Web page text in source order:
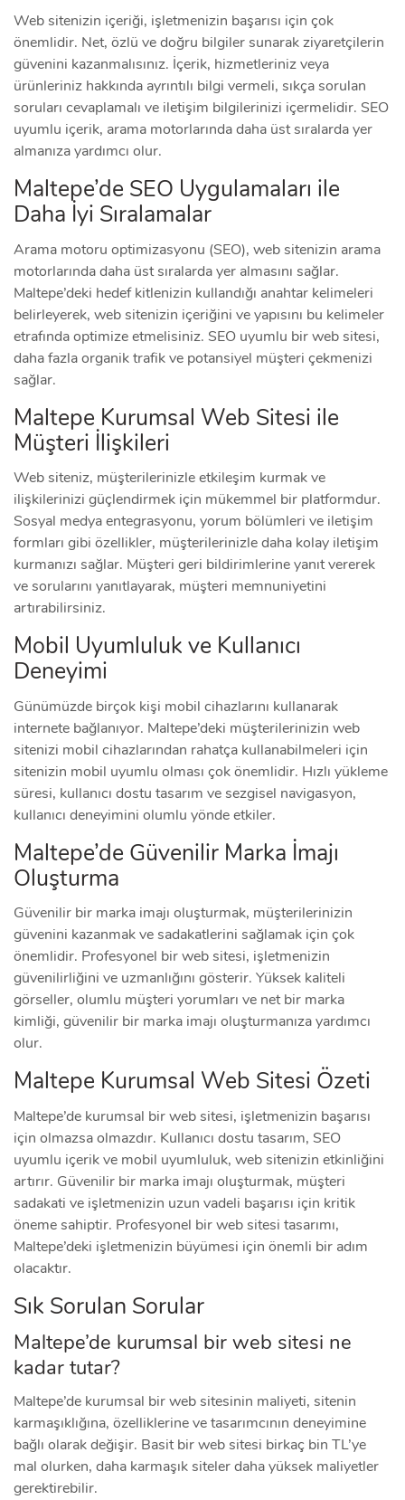
Web sitenizin içeriği, işletmenizin başarısı için çok
önemlidir. Net, özlü ve doğru bilgiler sunarak ziyaretçilerin
güvenini kazanmalısınız. İçerik, hizmetleriniz veya
ürünleriniz hakkında ayrıntılı bilgi vermeli, sıkça sorulan
soruları cevaplamalı ve iletişim bilgilerinizi içermelidir. SEO
uyumlu içerik, arama motorlarında daha üst sıralarda yer
almanıza yardımcı olur.
Maltepe’de SEO Uygulamaları ile
Daha İyi Sıralamalar
Arama motoru optimizasyonu (SEO), web sitenizin arama
motorlarında daha üst sıralarda yer almasını sağlar.
Maltepe’deki hedef kitlenizin kullandığı anahtar kelimeleri
belirleyerek, web sitenizin içeriğini ve yapısını bu kelimeler
etrafında optimize etmelisiniz. SEO uyumlu bir web sitesi,
daha fazla organik trafik ve potansiyel müşteri çekmenizi
sağlar.
Maltepe Kurumsal Web Sitesi ile
Müşteri İlişkileri
Web siteniz, müşterilerinizle etkileşim kurmak ve
ilişkilerinizi güçlendirmek için mükemmel bir platformdur.
Sosyal medya entegrasyonu, yorum bölümleri ve iletişim
formları gibi özellikler, müşterilerinizle daha kolay iletişim
kurmanızı sağlar. Müşteri geri bildirimlerine yanıt vererek
ve sorularını yanıtlayarak, müşteri memnuniyetini
artırabilirsiniz.
Mobil Uyumluluk ve Kullanıcı
Deneyimi
Günümüzde birçok kişi mobil cihazlarını kullanarak
internete bağlanıyor. Maltepe’deki müşterilerinizin web
sitenizi mobil cihazlarından rahatça kullanabilmeleri için
sitenizin mobil uyumlu olması çok önemlidir. Hızlı yükleme
süresi, kullanıcı dostu tasarım ve sezgisel navigasyon,
kullanıcı deneyimini olumlu yönde etkiler.
Maltepe’de Güvenilir Marka İmajı
Oluşturma
Güvenilir bir marka imajı oluşturmak, müşterilerinizin
güvenini kazanmak ve sadakatlerini sağlamak için çok
önemlidir. Profesyonel bir web sitesi, işletmenizin
güvenilirliğini ve uzmanlığını gösterir. Yüksek kaliteli
görseller, olumlu müşteri yorumları ve net bir marka
kimliği, güvenilir bir marka imajı oluşturmanıza yardımcı
olur.
Maltepe Kurumsal Web Sitesi Özeti
Maltepe’de kurumsal bir web sitesi, işletmenizin başarısı
için olmazsa olmazdır. Kullanıcı dostu tasarım, SEO
uyumlu içerik ve mobil uyumluluk, web sitenizin etkinliğini
artırır. Güvenilir bir marka imajı oluşturmak, müşteri
sadakati ve işletmenizin uzun vadeli başarısı için kritik
öneme sahiptir. Profesyonel bir web sitesi tasarımı,
Maltepe’deki işletmenizin büyümesi için önemli bir adım
olacaktır.
Sık Sorulan Sorular
Maltepe’de kurumsal bir web sitesi ne
kadar tutar?
Maltepe’de kurumsal bir web sitesinin maliyeti, sitenin
karmaşıklığına, özelliklerine ve tasarımcının deneyimine
bağlı olarak değişir. Basit bir web sitesi birkaç bin TL’ye
mal olurken, daha karmaşık siteler daha yüksek maliyetler
gerektirebilir.